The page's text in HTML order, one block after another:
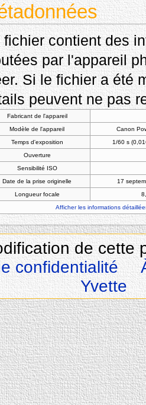
fichier contient des
par l'appareil
Si le fichier a été
peuvent ne pas
Fabricant de l'appareil
Modèle de l'appareil
Canon
Temps d'exposition
1/60 s
Ouverture
Sensibilité ISO
Date de la prise originelle
17
Longueur focale
Afficher les informations
de cette
confidentialité
Yvette